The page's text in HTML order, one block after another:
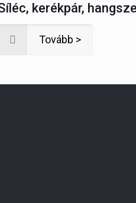
kerékpár,
Tovább >